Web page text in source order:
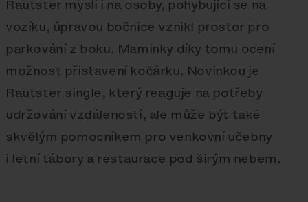
Rautster myslí i na osoby, pohybující se na
vozíku, úpravou bočnice vznikl prostor pro
parkování z boku. Maminky díky tomu ocení
možnost přistavení kočárku. Novinkou je
Rautster single, který reaguje na potřeby
udržování vzdáleností, ale může být také
skvělým pomocníkem pro venkovní učebny
i letní tábory a restaurace pod širým nebem.